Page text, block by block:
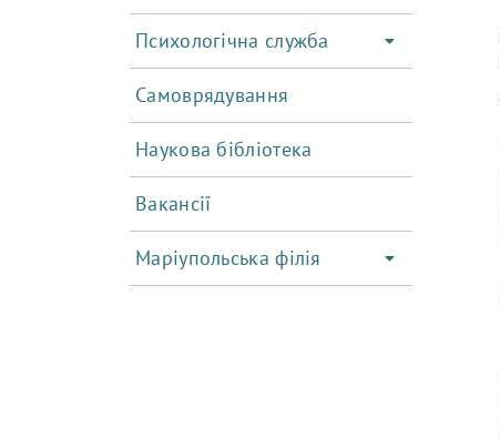
Психологічна служба
Самоврядування
Наукова бібліотека
Вакансії
Маріупольська філія